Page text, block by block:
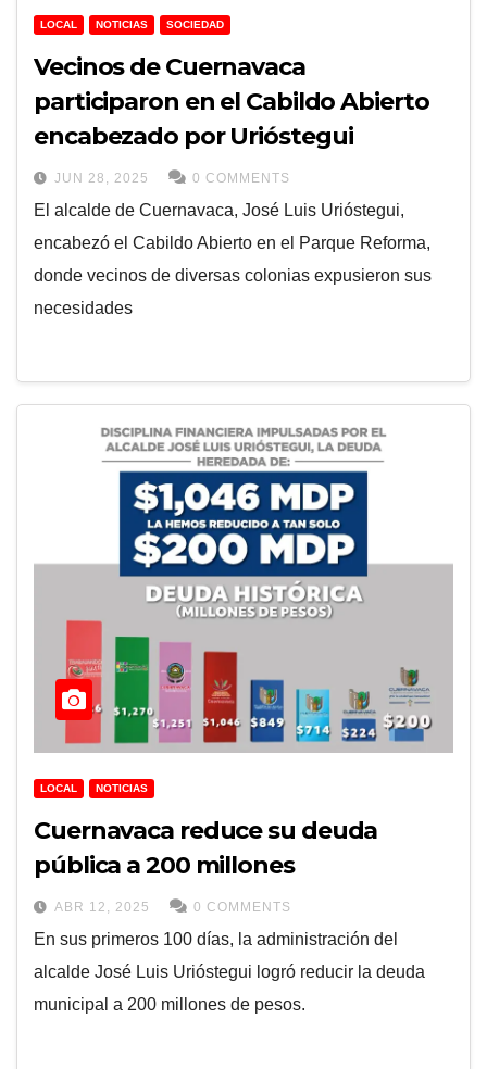
LOCAL NOTICIAS SOCIEDAD
Vecinos de Cuernavaca
participaron en el Cabildo Abierto
encabezado por Urióstegui
JUN 28, 2025 0 COMMENTS
El alcalde de Cuernavaca, José Luis Urióstegui,
encabezó el Cabildo Abierto en el Parque Reforma,
donde vecinos de diversas colonias expusieron sus
necesidades
LOCAL NOTICIAS
Cuernavaca reduce su deuda
pública a 200 millones
ABR 12, 2025 0 COMMENTS
En sus primeros 100 días, la administración del
alcalde José Luis Urióstegui logró reducir la deuda
municipal a 200 millones de pesos.